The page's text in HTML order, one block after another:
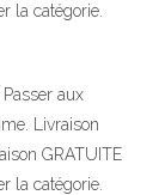
la catégorie.
aux
Livraison
GRATUITE
la catégorie.